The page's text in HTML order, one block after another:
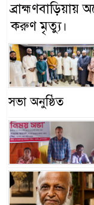
ব্রাহ্মণবাড়িয়ায়
করুণ মৃত্যু।
সভা অনুষ্ঠিত